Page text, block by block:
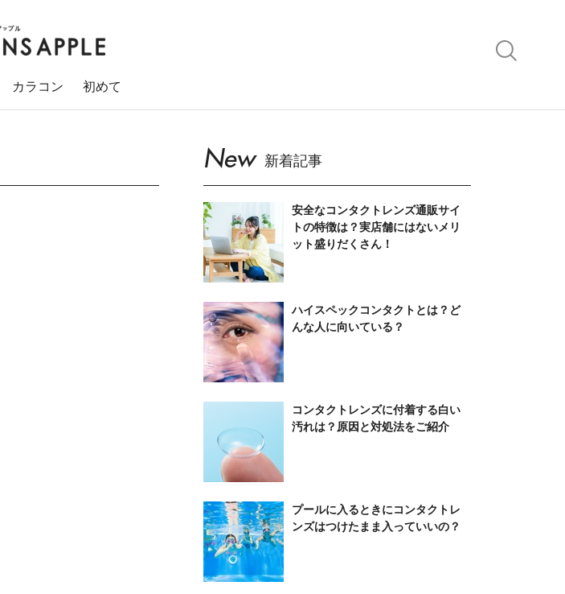
カラコン 初めて
New 新着記事
安全なコンタクトレンズ通販サイ
トの特徴は？実店舗にはないメリ
ット盛りだくさん！
ハイスペックコンタクトとは？ど
んな人に向いている？
コンタクトレンズに付着する白い
汚れは？原因と対処法をご紹介
プールに入るときにコンタクトレ
ンズはつけたまま入っていいの？